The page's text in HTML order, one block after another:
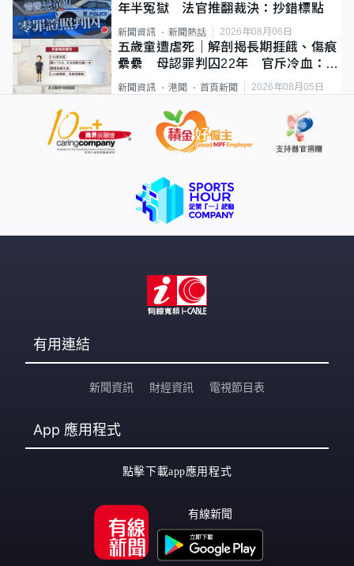
年半冤獄 法官推翻裁決：抄錯標點
新聞資訊 新聞熱話 2026年08月06日
五歲童遭虐死｜解剖揭長期捱餓、傷痕
纍纍 母認罪判囚22年 官斥冷血：同
類案最惡劣
新聞資訊 港聞 首頁新聞 2026年08月05日
有用連結
新聞資訊 財經資訊 電視節目表
App 應用程式
點擊下載app應用程式
有線新聞